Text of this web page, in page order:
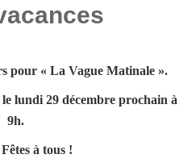
pour « La Vague Matinale ».
lundi 29 décembre prochain à
9h.
à tous !